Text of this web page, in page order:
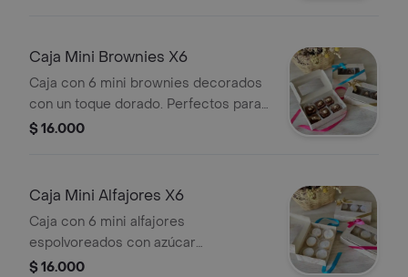
Caja Mini Brownies X6
Caja con 6 mini brownies decorados
con un toque dorado. Perfectos para
compartir.
$ 16.000
Caja Mini Alfajores X6
Caja con 6 mini alfajores
espolvoreados con azúcar
impalpable.
$ 16.000